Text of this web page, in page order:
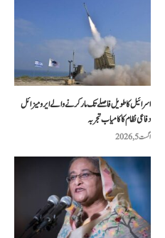
اسرائیل کا طویل فاصلے تک مار کرنے والے ایرو میزائل
دفاعی نظام کا کامیاب تجربہ
اگست 5, 2026